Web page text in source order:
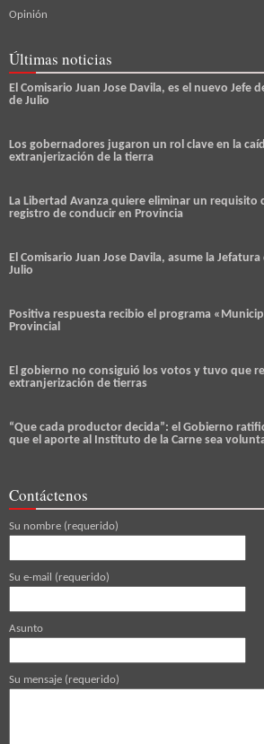
Opinión
Últimas noticias
El Comisario Juan Jose Davila, es el nuevo Jefe
de Julio
Los gobernadores jugaron un rol clave en la
extranjerización de la tierra
La Libertad Avanza quiere eliminar un requisito
registro de conducir en Provincia
El Comisario Juan Jose Davila, asume la
Julio
Positiva respuesta recibio el programa
Provincial
El gobierno no consiguió los votos y tuvo que
extranjerización de tierras
“Que cada productor decida”: el Gobierno
que el aporte al Instituto de la Carne sea
Contáctenos
Su nombre (requerido)
Su e-mail (requerido)
Asunto
Su mensaje (requerido)